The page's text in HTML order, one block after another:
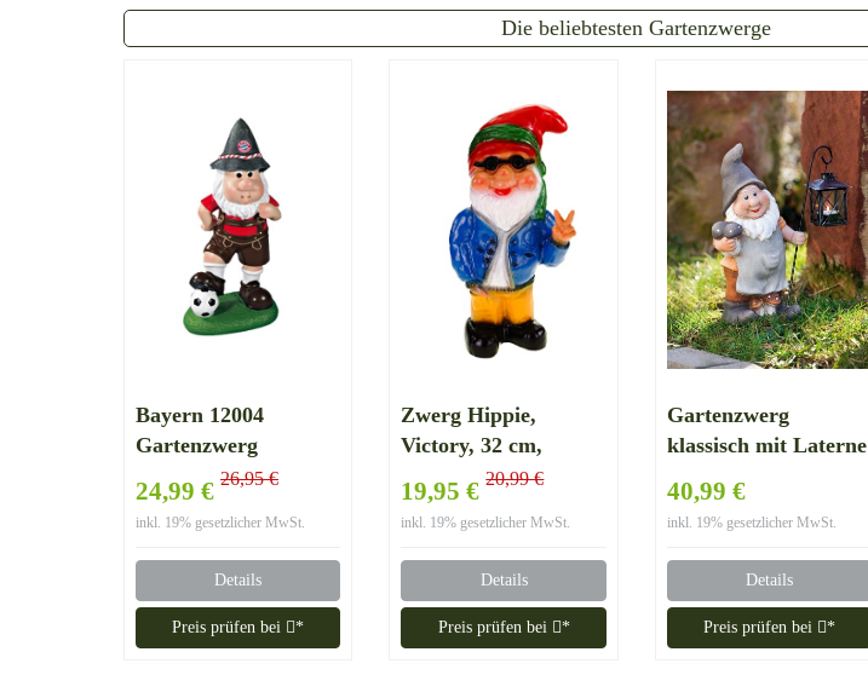
Die beliebtesten Gartenzwerge
Bayern 12004
Gartenzwerg
Trachten-Edition
24,99 € 26,95 €
inkl. 19% gesetzlicher MwSt.
Details
Preis prüfen bei *
Zwerg Hippie,
Victory, 32 cm,
Gartenzwerg,
Kunststoff
19,95 €20,99 €
inkl. 19% gesetzlicher MwSt.
Details
Preis prüfen bei *
Gartenzwerg
klassisch mit Laterne
40,99 €
inkl. 19% gesetzlicher MwSt.
Details
Preis prüfen bei *